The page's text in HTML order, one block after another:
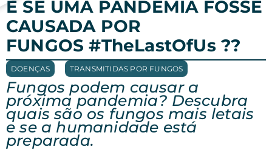
E SE UMA PANDEMIA FOSSE
CAUSADA POR
FUNGOS #TheLastOfUs ??
DOENÇAS TRANSMITIDAS POR FUNGOS
Fungos podem causar a
próxima pandemia? Descubra
quais são os fungos mais letais
e se a humanidade está
preparada.